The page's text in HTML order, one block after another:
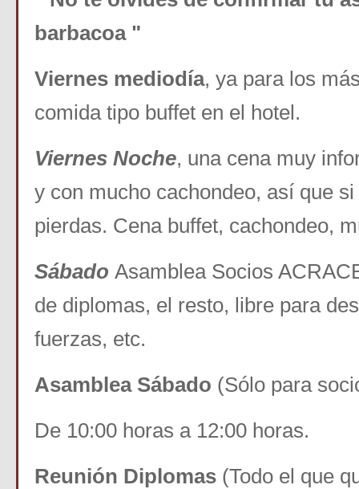
barbacoa "
Viernes mediodía, ya para los
comida tipo buffet en el hotel.
Viernes Noche, una cena muy
y con mucho cachondeo, así que
pierdas. Cena buffet, cachondeo,
Sábado Asamblea Socios
de diplomas, el resto, libre para
fuerzas, etc.
Asamblea Sábado (Sólo para
De 10:00 horas a 12:00 horas.
Reunión Diplomas (Todo el que